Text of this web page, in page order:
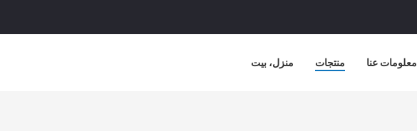
منزل، بيت منتجات معلومات عنا